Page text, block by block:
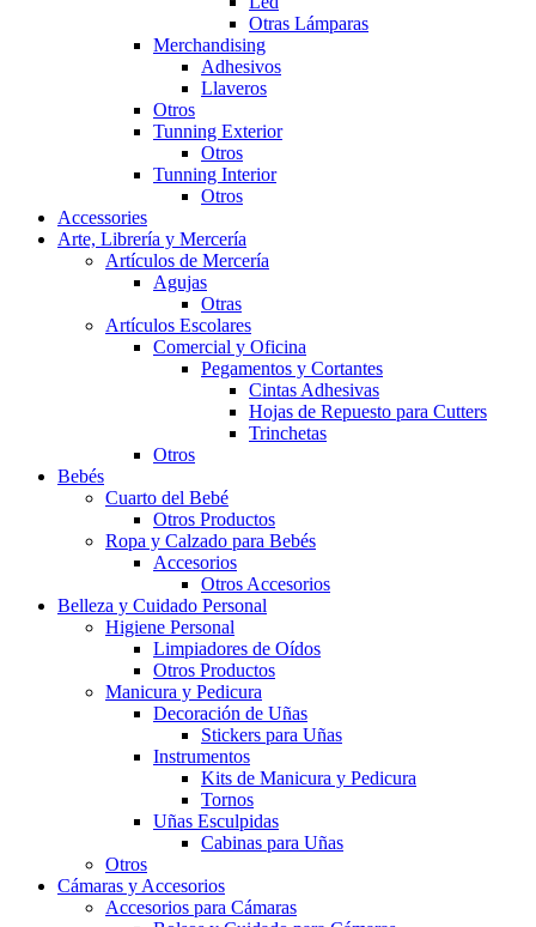
Otras Lámparas
Merchandising
Adhesivos
Llaveros
Otros
Tunning Exterior
Otros
Tunning Interior
Otros
Accessories
Arte, Librería y Mercería
Artículos de Mercería
Agujas
Otras
Artículos Escolares
Comercial y Oficina
Pegamentos y Cortantes
Cintas Adhesivas
Hojas de Repuesto para Cutters
Trinchetas
Otros
Bebés
Cuarto del Bebé
Otros Productos
Ropa y Calzado para Bebés
Accesorios
Otros Accesorios
Belleza y Cuidado Personal
Higiene Personal
Limpiadores de Oídos
Otros Productos
Manicura y Pedicura
Decoración de Uñas
Stickers para Uñas
Instrumentos
Kits de Manicura y Pedicura
Tornos
Uñas Esculpidas
Cabinas para Uñas
Otros
Cámaras y Accesorios
Accesorios para Cámaras